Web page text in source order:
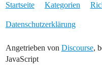
Startseite Kategorien
Datenschutzerklärung
Angetrieben von Discourse,
JavaScript